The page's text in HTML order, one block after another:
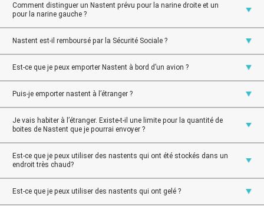
Comment distinguer un Nastent prévu pour la narine droite et un
pour la narine gauche ?
Nastent est-il remboursé par la Sécurité Sociale ?
Est-ce que je peux emporter Nastent à bord d’un avion ?
Puis-je emporter nastent à l’étranger ?
Je vais habiter à l’étranger. Existe-t-il une limite pour la quantité de
boites de Nastent que je pourrai envoyer ?
Est-ce que je peux utiliser des nastents qui ont été stockés dans un
endroit très chaud?
Est-ce que je peux utiliser des nastents qui ont gelé ?